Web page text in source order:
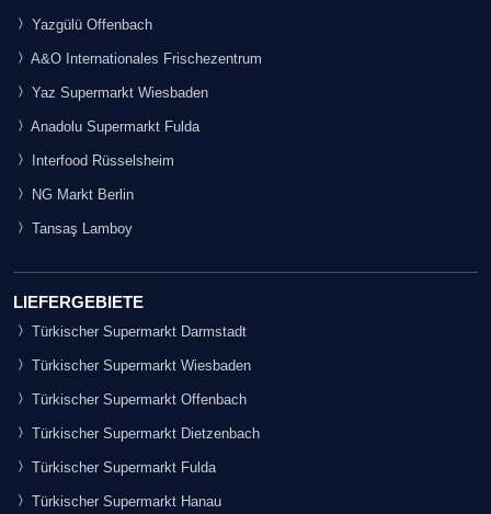
Yazgülü Offenbach
A&O Internationales Frischezentrum
Yaz Supermarkt Wiesbaden
Anadolu Supermarkt Fulda
Interfood Rüsselsheim
NG Markt Berlin
Tansaş Lamboy
LIEFERGEBIETE
Türkischer Supermarkt Darmstadt
Türkischer Supermarkt Wiesbaden
Türkischer Supermarkt Offenbach
Türkischer Supermarkt Dietzenbach
Türkischer Supermarkt Fulda
Türkischer Supermarkt Hanau